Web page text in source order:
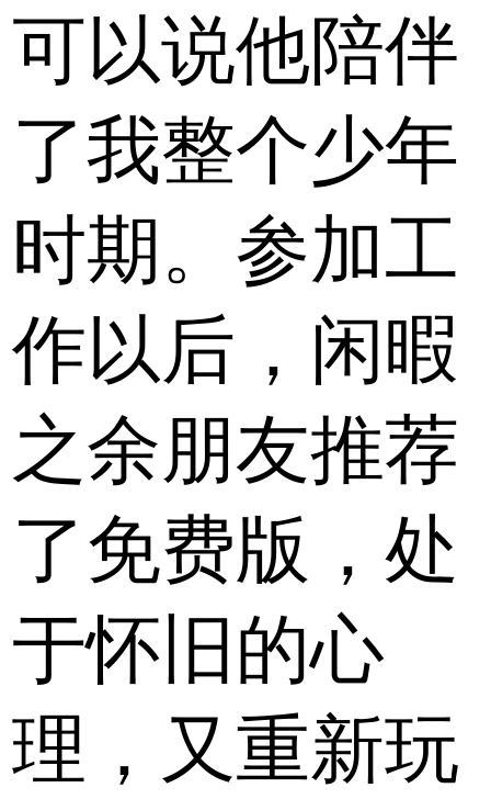
可以说他陪伴
了我整个少年
时期。参加工
作以后，闲暇
之余朋友推荐
了免费版，处
于怀旧的心
理，又重新玩